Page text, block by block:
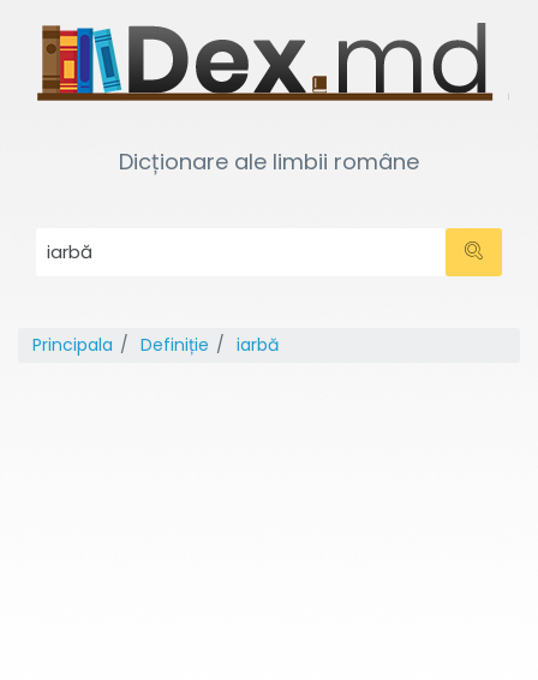
Dicționare ale limbii române
Principala Definiție iarbă